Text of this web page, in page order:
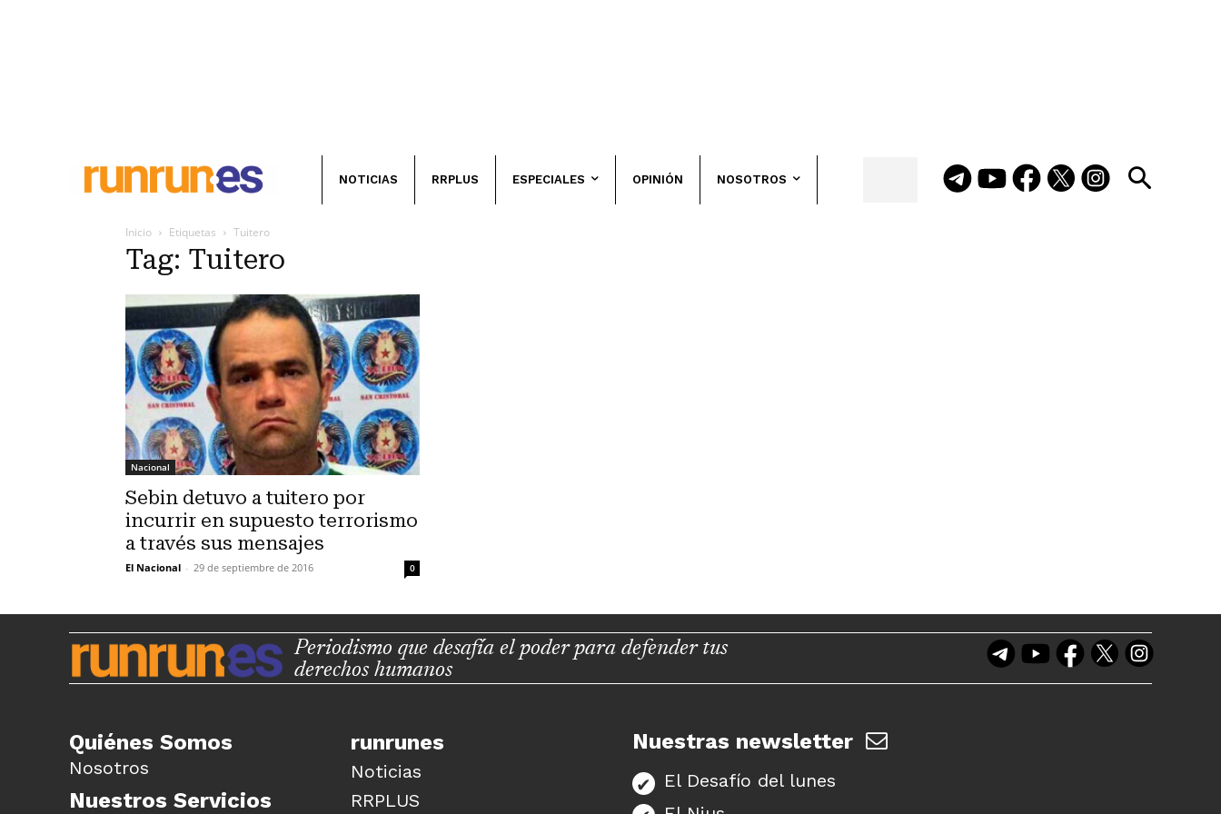
NOTICIAS RRPLUS ESPECIALES OPINIÓN NOSOTROS
Inicio Etiquetas Tuitero
Tag: Tuitero
Nacional
Sebin detuvo a tuitero por
incurrir en supuesto terrorismo
a través sus mensajes
El Nacional - 29 de septiembre de 2016 0
Periodismo que desafía el poder para defender tus
derechos humanos
Quiénes Somos
Nosotros
Nuestros Servicios
runrunes
Noticias
RRPLUS
Nuestras newsletter
El Desafío del lunes